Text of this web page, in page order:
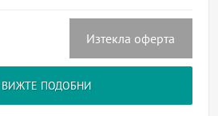
Изтекла оферта
ВИЖТЕ ПОДОБНИ